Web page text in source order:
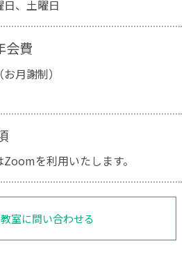
、土曜日
会費
月謝制）
を利用いたします。
室に問い合わせる